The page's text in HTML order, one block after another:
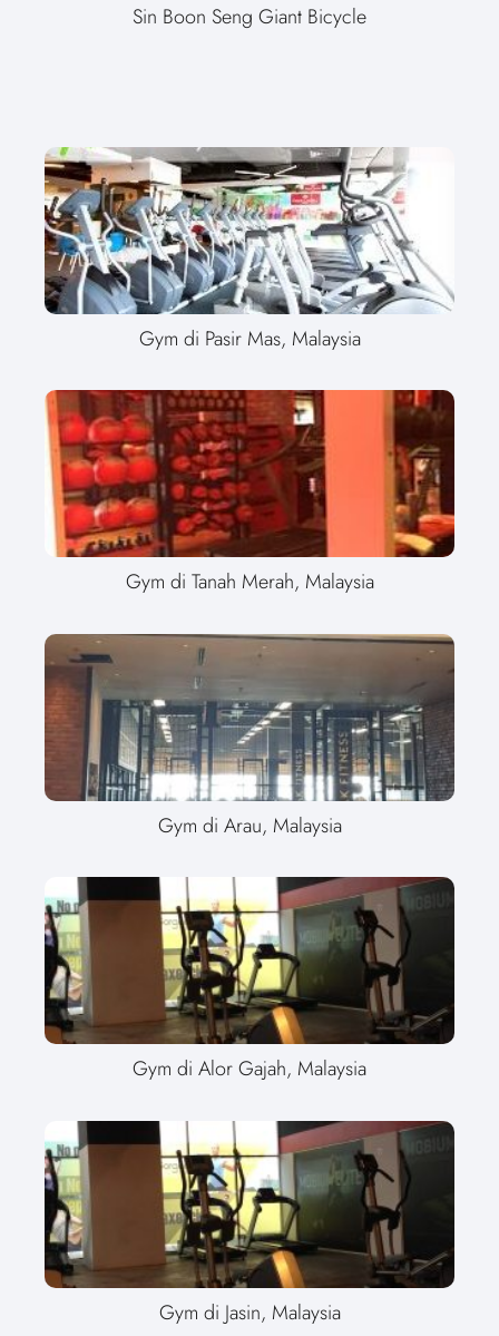
Sin Boon Seng Giant Bicycle
Gym di Pasir Mas, Malaysia
Gym di Tanah Merah, Malaysia
Gym di Arau, Malaysia
Gym di Alor Gajah, Malaysia
Gym di Jasin, Malaysia